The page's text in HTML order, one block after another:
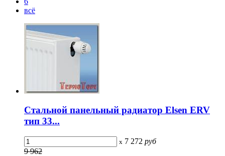
всё
Стальной панельный радиатор Elsen ERV
тип 33...
x 7 272 руб
9 962